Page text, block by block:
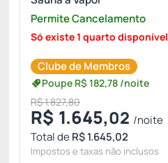
Permite Cancelamento
Só existe 1 quarto disponível
Clube de Membros
Poupe R$ 182,78 /noite
R$ 1.827,80
R$ 1.645,02 /noite
Total deR$ 1.645,02
Impostos e taxas não inclusos